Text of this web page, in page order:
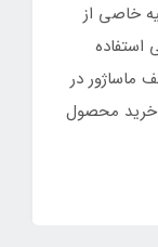
خاصی از
استفاده
ماساژور در
خرید محصول